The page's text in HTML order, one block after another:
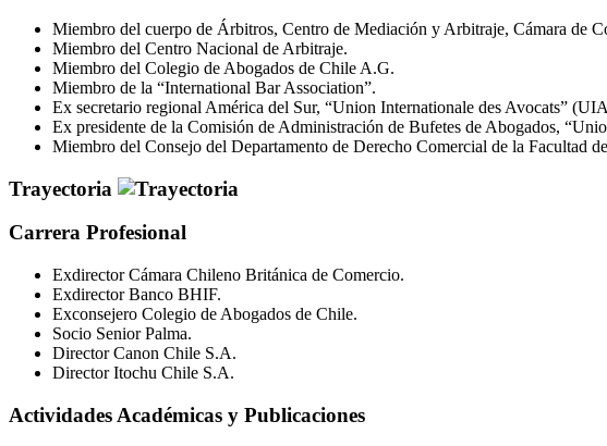
Miembro del cuerpo de Árbitros, Centro de Mediación y Arbitraje, Cámara de
Miembro del Centro Nacional de Arbitraje.
Miembro del Colegio de Abogados de Chile A.G.
Miembro de la “International Bar Association”.
Ex secretario regional América del Sur, “Union Internationale des Avocats”
Ex presidente de la Comisión de Administración de Bufetes de Abogados,
Miembro del Consejo del Departamento de Derecho Comercial de la Facultad
Trayectoria
Carrera Profesional
Exdirector Cámara Chileno Británica de Comercio.
Exdirector Banco BHIF.
Exconsejero Colegio de Abogados de Chile.
Socio Senior Palma.
Director Canon Chile S.A.
Director Itochu Chile S.A.
Actividades Académicas y Publicaciones